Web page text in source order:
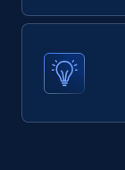
1.6K+